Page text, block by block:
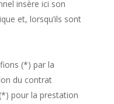
insère ici son
et, lorsqu’ils sont
(*) par la
du contrat
pour la prestation